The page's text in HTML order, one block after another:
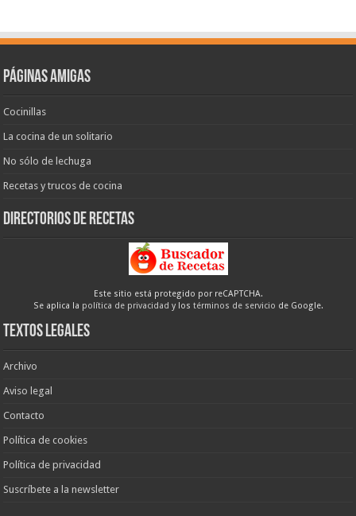
Páginas amigas
Cocinillas
La cocina de un solitario
No sólo de lechuga
Recetas y trucos de cocina
Directorios de recetas
Este sitio está protegido por reCAPTCHA.
Se aplica la política de privacidad y los términos de servicio de Google.
Textos legales
Archivo
Aviso legal
Contacto
Política de cookies
Política de privacidad
Suscríbete a la newsletter